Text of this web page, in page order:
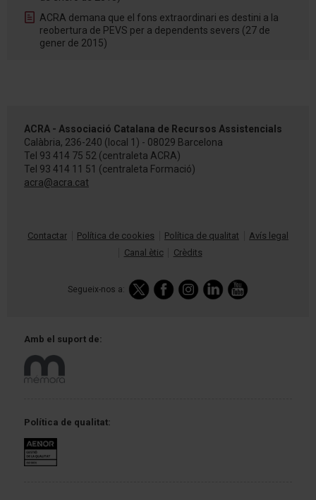
ACRA demana que el fons extraordinari es destini a la
reobertura de PEVS per a dependents severs (27 de
gener de 2015)
ACRA - Associació Catalana de Recursos Assistencials
Calàbria, 236-240 (local 1) - 08029 Barcelona
Tel 93 414 75 52 (centraleta ACRA)
Tel 93 414 11 51 (centraleta Formació)
acra@acra.cat
Contactar Política de cookies Política de qualitat
Avís legal
Canal ètic
Crèdits
Segueix-nos a:
Amb el suport de:
Política de qualitat: